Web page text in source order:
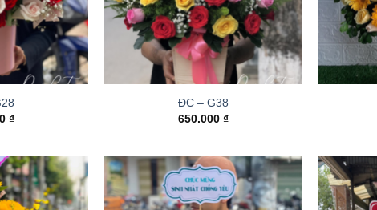
₫
ĐC – G38
650.000 ₫